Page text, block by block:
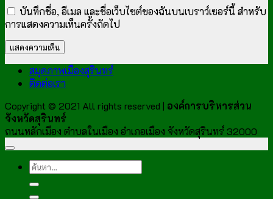
บันทึกชื่อ, อีเมล และชื่อเว็บไซต์ของฉันบนเบราว์เซอร์นี้ สำหรับ
การแสดงความเห็นครั้งถัดไป
สมุดภาพเมืองสุรินทร์
ติดต่อเรา
Copyright © 2021 All rights reserved | องค์การบริหารส่วน
จังหวัดสุรินทร์
ถนนหลักเมือง ตำบลในเมือง อำเภอเมือง จังหวัดสุรินทร์ 32000